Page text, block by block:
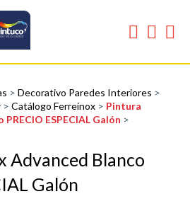
> Decorativo Paredes Interiores >
> Catálogo Ferreinox > Pintura
ESPECIAL Galón >
Advanced Blanco
Galón